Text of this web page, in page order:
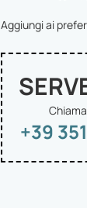
Aggiungi ai
+39